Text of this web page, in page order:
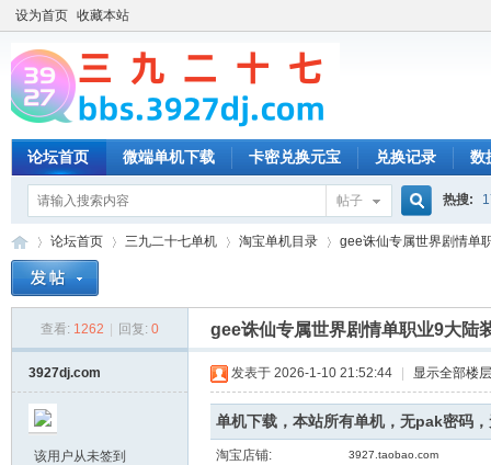
设为首页 收藏本站
论坛首页 微端单机下载 卡密兑换元宝 兑换记录 数
帖子
搜
索
热搜:
论坛首页
›
三九二十七单机
›
淘宝单机目录
›
gee诛仙专属世界剧情单
查看: 1262 回复: 0 gee诛仙专属世界剧情单职业9大陆
3927dj.com
该用户从未签到
发表于 2026-1-10 21:52:44 显示全部楼层
单机下载，本站所有单机，无pak密码
淘宝店铺: 3927.taobao.com